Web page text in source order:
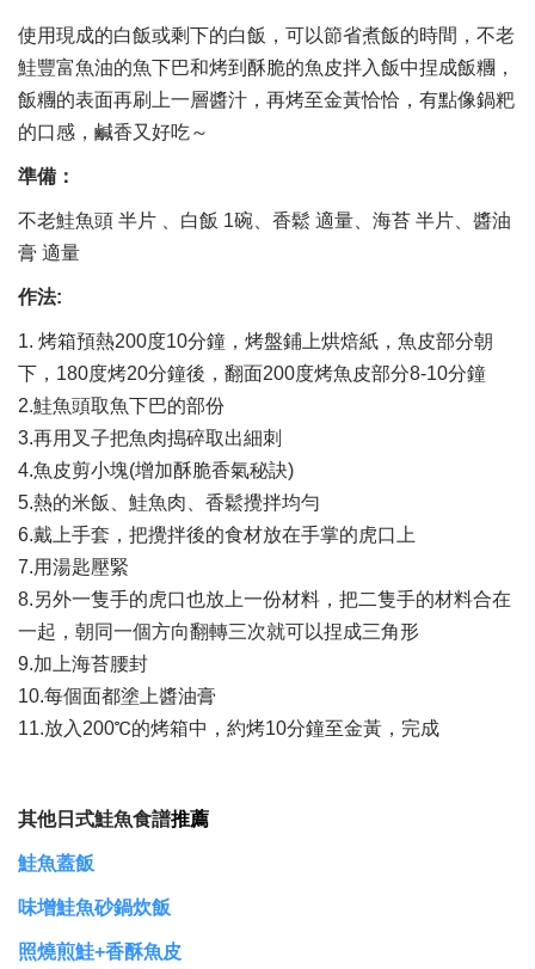
使用現成的白飯或剩下的白飯，可以節省煮飯的時間，不老
鮭豐富魚油的魚下巴和烤到酥脆的魚皮拌入飯中捏成飯糰，
飯糰的表面再刷上一層醬汁，再烤至金黃恰恰，有點像鍋粑
的口感，鹹香又好吃～
準備：
不老鮭魚頭 半片 、白飯 1碗、香鬆 適量、海苔 半片、醬油
膏 適量
作法:
1. 烤箱預熱200度10分鐘，烤盤鋪上烘焙紙，魚皮部分朝
下，180度烤20分鐘後，翻面200度烤魚皮部分8-10分鐘
2.鮭魚頭取魚下巴的部份
3.再用叉子把魚肉搗碎取出細刺
4.魚皮剪小塊(增加酥脆香氣秘訣)
5.熱的米飯、鮭魚肉、香鬆攪拌均勻
6.戴上手套，把攪拌後的食材放在手掌的虎口上
7.用湯匙壓緊
8.另外一隻手的虎口也放上一份材料，把二隻手的材料合在
一起，朝同一個方向翻轉三次就可以捏成三角形
9.加上海苔腰封
10.每個面都塗上醬油膏
11.放入200℃的烤箱中，約烤10分鐘至金黃，完成
其他日式鮭魚食譜推薦
鮭魚蓋飯
味增鮭魚砂鍋炊飯
照燒煎鮭+香酥魚皮